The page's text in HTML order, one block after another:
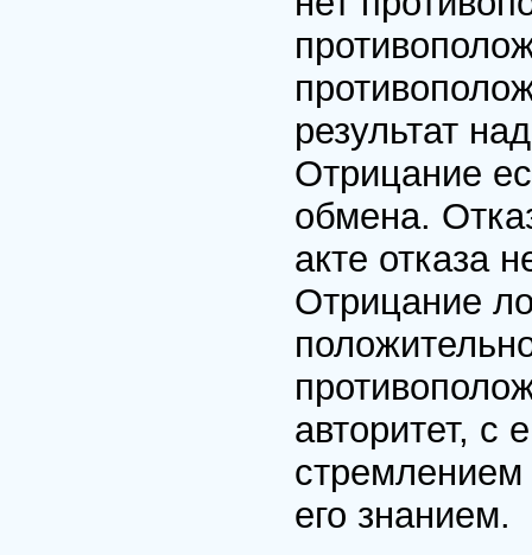
результат
Отрицание
обмена.
акте отказа
Отрицание
авторитет, с
стремлением
его знанием.